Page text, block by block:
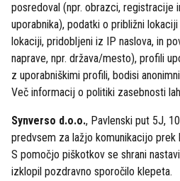
posredoval (npr. obrazci, registracije
uporabnika), podatki o približni
lokaciji, pridobljeni iz IP naslova, in
naprave, npr. država/mesto), profili
z uporabniškimi profili, bodisi
Več informacij o politiki zasebnosti
Synverso d.o.o., Pavlenski put 5J,
predvsem za lažjo komunikacijo
S pomočjo piškotkov se shrani
izklopil pozdravno sporočilo klepeta.